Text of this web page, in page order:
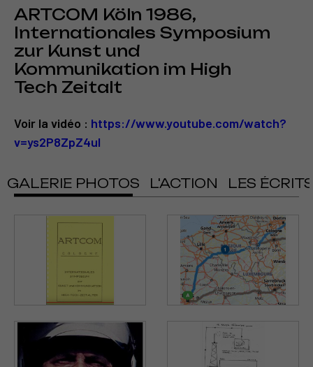
ARTCOM Köln 1986,
Internationales Symposium
zur Kunst und
Kommunikation im High
Tech Zeitalt
Voir la vidéo : https://www.youtube.com/watch?
v=ys2P8ZpZ4uI
GALERIE PHOTOS L'ACTION LES ÉCRITS